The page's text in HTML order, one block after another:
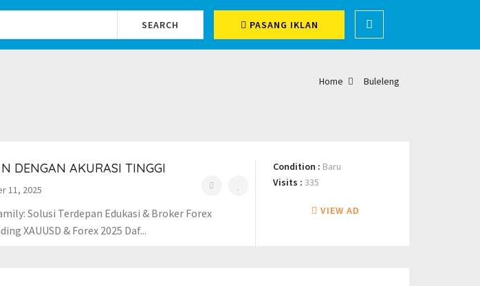
SEARCH PASANG IKLAN
Home Buleleng
DENGAN AKURASI TINGGI
11, 2025
Solusi Terdepan Edukasi & Broker Forex
XAUUSD & Forex 2025 Daf...
Condition : Baru
Visits : 335
VIEW AD